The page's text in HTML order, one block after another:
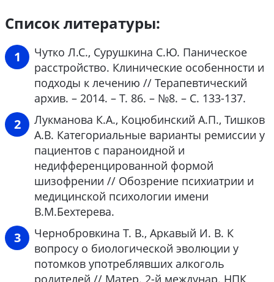
Список литературы:
Чутко Л.С., Сурушкина С.Ю. Паническое
расстройство. Клинические особенности и
подходы к лечению // Терапевтический
архив. – 2014. – Т. 86. – №8. – С. 133-137.
Лукманова К.А., Коцюбинский А.П., Тишков
А.В. Категориальные варианты ремиссии у
пациентов с параноидной и
недифференцированной формой
шизофрении // Обозрение психиатрии и
медицинской психологии имени
В.М.Бехтерева.
Чернобровкина Т. В., Аркавый И. В. К
вопросу о биологической эволюции у
потомков употреблявших алкоголь
родителей // Матер. 2-й междунар. НПК